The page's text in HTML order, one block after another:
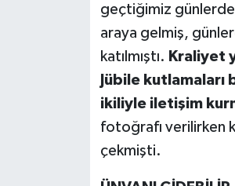
geçtiğimiz günlerde
araya gelmiş,
katılmıştı. Kraliyet
Jübile
ikiliyle iletişim
fotoğrafı verilirken
çekmişti.